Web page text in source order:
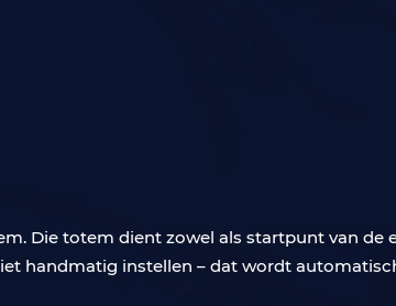
Die totem dient zowel als startpunt van de
handmatig instellen – dat wordt